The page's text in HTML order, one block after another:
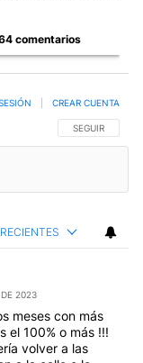
comentarios
SIGA ESTA
SEGUIR
CREAR CUENTA
2023
meses con más
el 100% o más !!!
volver a las